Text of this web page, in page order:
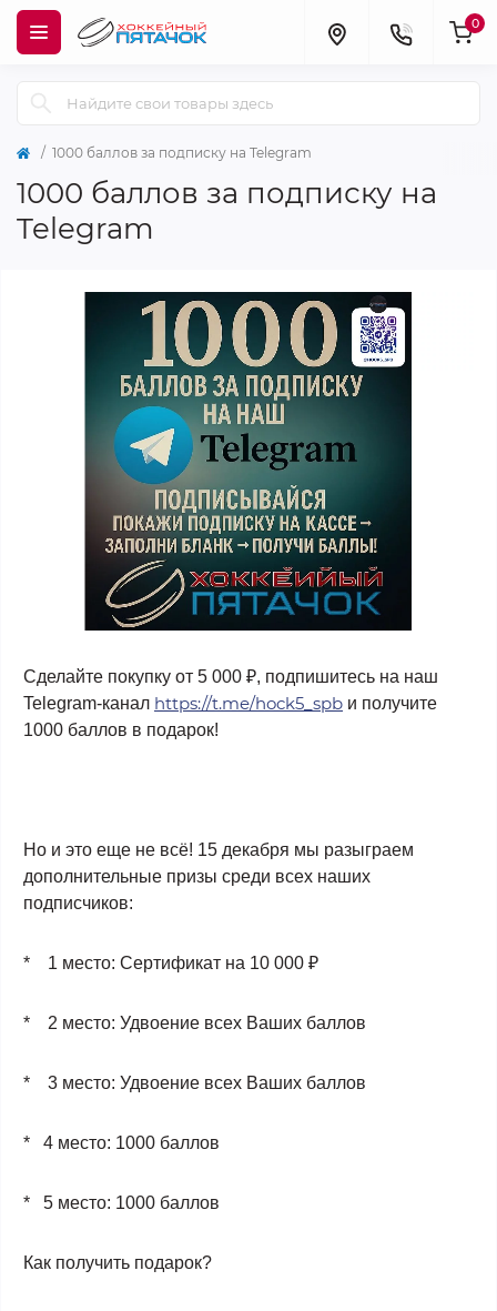
0
1000 баллов за подписку на Telegram
1000 баллов за подписку на
Telegram
Сделайте покупку от 5 000 ₽, подпишитесь на наш
Telegram-канал https://t.me/hock5_spb и получите
1000 баллов в подарок!
Но и это еще не всё! 15 декабря мы разыграем
дополнительные призы среди всех наших
подписчиков:
* 1 место: Сертификат на 10 000 ₽
* 2 место: Удвоение всех Ваших баллов
* 3 место: Удвоение всех Ваших баллов
* 4 место: 1000 баллов
* 5 место: 1000 баллов
Как получить подарок?